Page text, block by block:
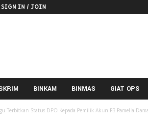
SIGN IN / JOIN
BINKAM BINMAS GIAT OPS
Terbitkan Status DPO Kepada Pemilik Akun FB Pamella